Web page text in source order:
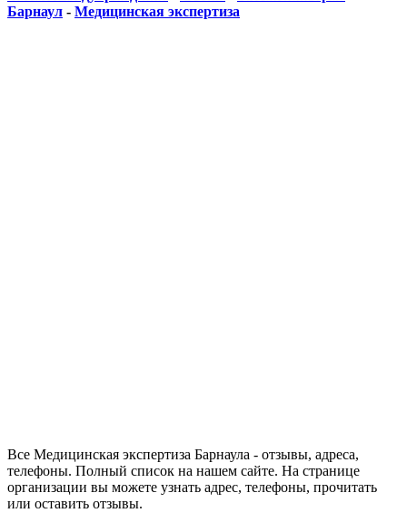
Барнаул - Медицинская экспертиза
Все Медицинская экспертиза Барнаула - отзывы, адреса,
телефоны. Полный список на нашем сайте. На странице
организации вы можете узнать адрес, телефоны, прочитать
или оставить отзывы.